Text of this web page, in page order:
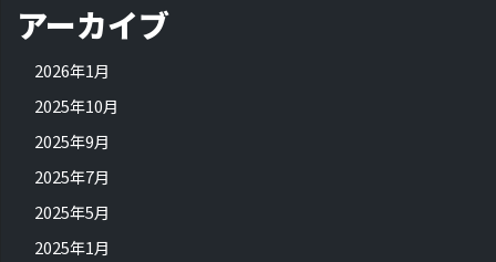
アーカイブ
2026年1月
2025年10月
2025年9月
2025年7月
2025年5月
2025年1月